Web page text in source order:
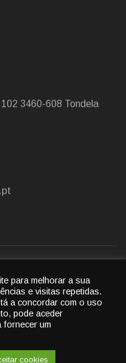
3460-608 Tondela
Política de cookies
Tondela e Nandufe
para melhorar a sua
e visitas repetidas.
a concordar com o uso
pode aceder
um
cookies